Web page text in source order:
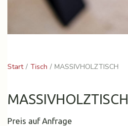
Start Tisch MASSIVHOLZTISCH
MASSIVHOLZTISCH
Preis auf Anfrage